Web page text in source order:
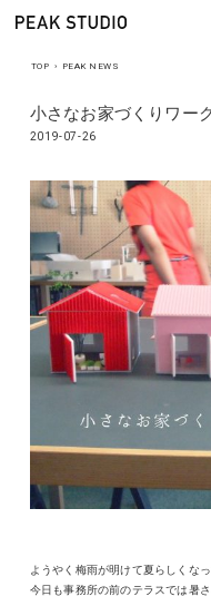
TOP › PEAK NEWS
小さなお家づくりワー
2019-07-26
ようやく梅雨が明けて夏らしくな
今日も事務所の前のテラスでは暑